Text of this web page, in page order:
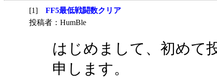
[1] FF5最低戦闘数クリア
投稿者：HumBle
はじめまして、初めて
申します。